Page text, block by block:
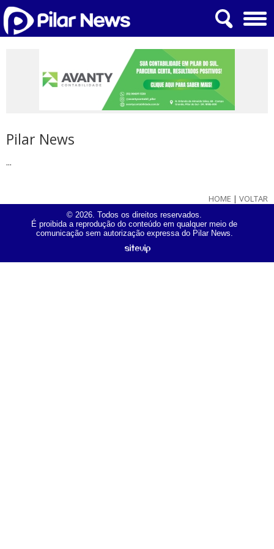
Pilar News
...
HOME | VOLTAR
© 2026. Todos os direitos reservados.
É proibida a reprodução do conteúdo em qualquer meio de
comunicação sem autorização expressa do Pilar News.